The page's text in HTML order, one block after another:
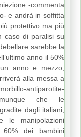
-commenta
e andrà in soffitta
protettivo ma più
caso di paralisi su
sarebbe la
anno il 50%
anno e mezzo,
alla messa a
antiparotite-
che le
dagli italiani,
le manipolazioni
60% dei bambini